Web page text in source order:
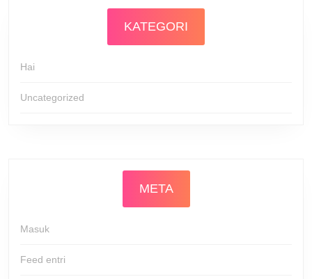
KATEGORI
Hai
Uncategorized
META
Masuk
Feed entri